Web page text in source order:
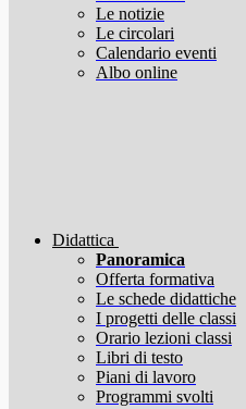
Le notizie
Le circolari
Calendario eventi
Albo online
Didattica
Panoramica
Offerta formativa
Le schede didattiche
I progetti delle classi
Orario lezioni classi
Libri di testo
Piani di lavoro
Programmi svolti